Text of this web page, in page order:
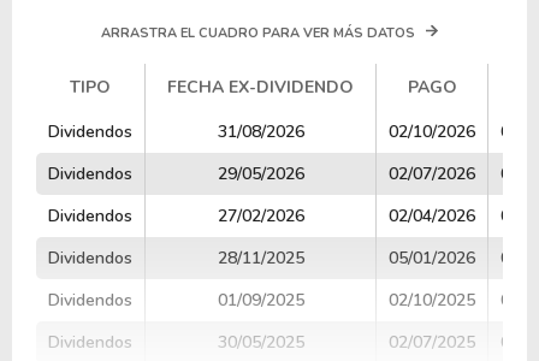
ARRASTRA EL CUADRO PARA VER MÁS DATOS
TIPO FECHA EX-DIVIDENDO PAGO
TIPO
FECHA EX-DIVIDENDO PAGO
Dividendos 31/08/2026 02/10/2026
Dividendos
29/05/2026 02/07/2026
Dividendos
27/02/2026 02/04/2026
Dividendos
28/11/2025 05/01/2026
Dividendos
01/09/2025 02/10/2025
Dividendos
30/05/2025 02/07/2025